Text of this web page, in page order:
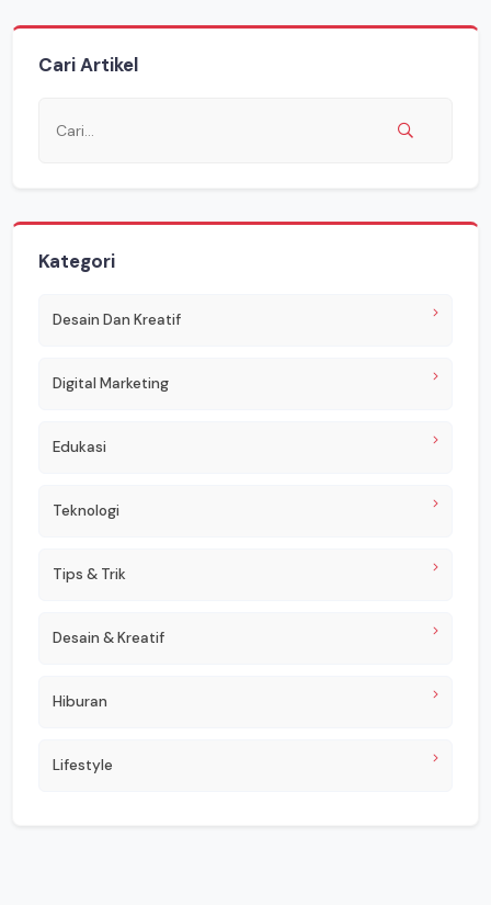
Cari Artikel
Kategori
Desain Dan Kreatif
Digital Marketing
Edukasi
Teknologi
Tips & Trik
Desain & Kreatif
Hiburan
Lifestyle